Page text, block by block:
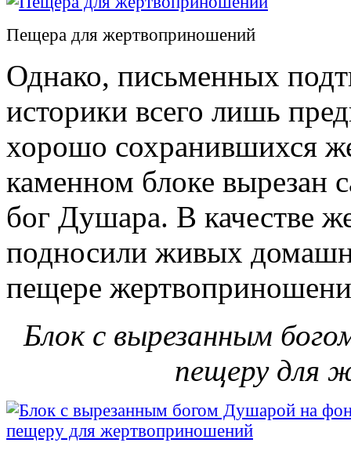
Пещера для жертвоприношений
Однако, письменных
историки всего лишь
хорошо сохранившихся
каменном блоке вырезан
бог Душара. В качестве
подносили живых
пещере
Блок с вырезанным
пещеру для